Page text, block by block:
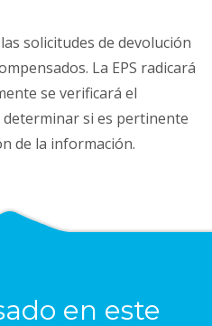
solicitudes de devolución
La EPS radicará
se verificará el
si es pertinente
de la información.
en este